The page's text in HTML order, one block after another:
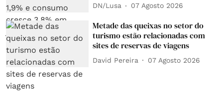
DN/Lusa 07 Agosto 2026
Metade das queixas no setor do
turismo estão relacionadas com
sites de reservas de viagens
David Pereira 07 Agosto 2026